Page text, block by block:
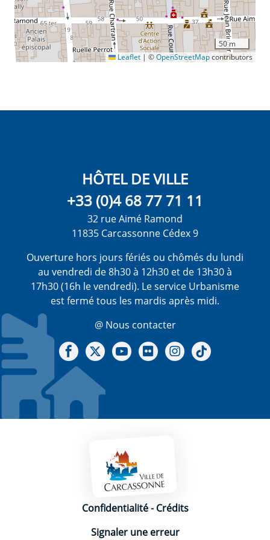
50 m
Leaflet | ©OpenStreetMapcontributors
HÔTEL DE VILLE
+33 (0)4 68 77 71 11
32 rue Aimé Ramond
11835 Carcassonne Cédex 9
Ouverture hors jours fériés ou chômés du lundi
au vendredi de 8h30 à 12h30 et de 13h30 à
17h30 (16h le vendredi). Le service Urbanisme
est fermé tous les mardis après midi.
@ Nous contacter
Notre Facebook
Notre X - (twitter)
Notre chaine Youtube
Notre Gallerie sur Flickr
Notre Instagram
Mentions légales
Confidentialité-Crédits
Signaler une erreur